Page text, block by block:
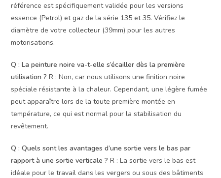
référence est spécifiquement validée pour les versions
essence (Petrol) et gaz de la série 135 et 35. Vérifiez le
diamètre de votre collecteur (39mm) pour les autres
motorisations.
Q : La peinture noire va-t-elle s’écailler dès la première
utilisation ? R : Non, car nous utilisons une finition noire
spéciale résistante à la chaleur. Cependant, une légère fumée
peut apparaître lors de la toute première montée en
température, ce qui est normal pour la stabilisation du
revêtement.
Q : Quels sont les avantages d’une sortie vers le bas par
rapport à une sortie verticale ? R : La sortie vers le bas est
idéale pour le travail dans les vergers ou sous des bâtiments